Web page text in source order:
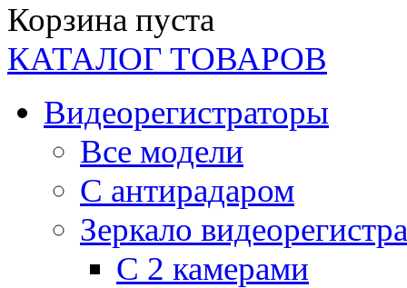
Корзина пуста
КАТАЛОГ ТОВАРОВ
Видеорегистраторы
Все модели
C антирадаром
Зеркало
С 2 камерами